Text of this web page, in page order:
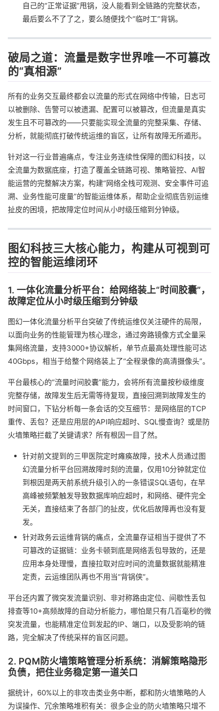
自己的“正常证据”甩锅，没人能看到全链路的完整状态，
最后要么不了了之，要么随便找个“临时工”背锅。
破局之道：流量是数字世界唯一不可篡改
的“真相源”
所有的业务交互最终都会以流量的形式在网络中传输，日志可
以被删除、告警可以被遗漏、配置可以被篡改，但流量是真实
发生且不可篡改的——只要能实现全流量的完整采集、存储、
分析，就能彻底打破传统运维的盲区，让所有故障无所遁形。
针对这一行业普遍痛点，专注业务连续性保障的图幻科技，以
全流量为数据底座，打造了覆盖全链路可视、策略管控、AI智
能运营的完整解决方案，构建“网络全栈可观测、安全事件可追
溯、业务性能可度量”的智能运维体系，帮助企业彻底告别运维
扯皮的困境，把故障定位时间从小时级压缩到分钟级。
图幻科技三大核心能力，构建从可视到可
控的智能运维闭环
1. 一体化流量分析平台：给网络装上“时间胶囊”，
故障定位从小时级压缩到分钟级
图幻一体化流量分析平台突破了传统运维仅关注硬件的局限，
以面向业务的性能管理为核心理念，通过旁路镜像方式全量采
集网络流量，支持3000+协议解析，单节点最高处理性能可达
40Gbps，相当于给整个网络装上了“全程录像的高清摄像头”。
平台最核心的“流量时间胶囊”能力，会将所有流量按秒级维度
完整存储，故障发生后无需等待复现，直接回溯到故障发生的
时间窗口，下钻分析每一条会话的交互细节：是网络层的TCP
重传、丢包？还是应用层的API响应超时、SQL慢查询？或是防
火墙策略拦截了关键请求？所有根因一目了然。
针对前文提到的三甲医院定时瘫痪故障，技术人员通过图
幻流量分析平台回溯故障时刻的流量，仅用10分钟就定位
到根因是两天前系统升级引入的一条错误SQL语句，在早
高峰被频繁触发导致数据库响应超时，和网络、硬件完全
无关，直接结束了各部门的扯皮，优化后故障再也没有复
发。
针对政务云运维背锅的痛点，全流量存证相当于提供了不
可篡改的证据链：业务卡顿到底是网络丢包导致的，还是
应用本身处理慢，直接拉取对应时间的流量数据就能精准
定责，云运维团队再也不用当“背锅侠”。
平台还内置了微突发流量识别、非对称路由定位、间歇性丢包
排查等10+高频故障的自动分析能力，哪怕是只有几百毫秒的微
突发流量，也能精准定位到发起的IP、端口，以及受影响的链
路，完全解决了传统采样的盲区问题。
2. PQM防火墙策略管理分析系统：消解策略隐形
负债，把住业务稳定第一道关口
据统计，60%以上的非攻击类业务中断，都和防火墙策略的人
为误操作、冗余策略堆积有关：很多企业的防火墙策略只增不